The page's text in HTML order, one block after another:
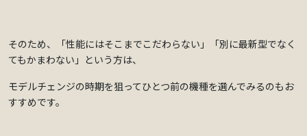
そのため、「性能にはそこまでこだわらない」「別に最新型でなく
てもかまわない」という方は、
モデルチェンジの時期を狙ってひとつ前の機種を選んでみるのもお
すすめです。